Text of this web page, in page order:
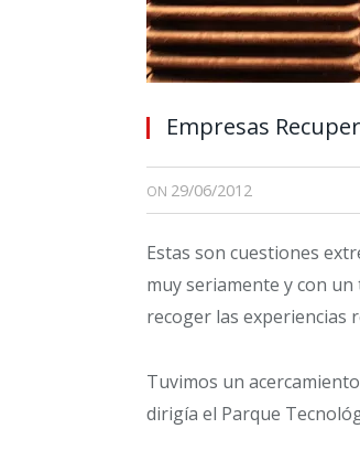
Empresas
ON 29/06/2012
Estas son cuestiones
muy seriamente y con
recoger las experiencias
Tuvimos un
dirigía el Parque